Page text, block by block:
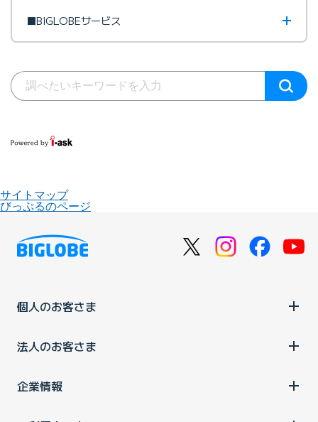
■BIGLOBEサービス
サイトマップ
びっぷるのページ
個人のお客さま
法人のお客さま
企業情報